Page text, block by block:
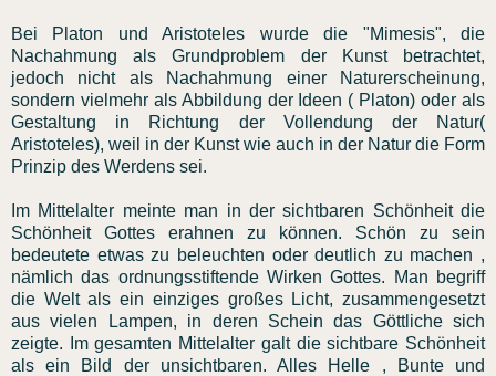
Bei Platon und Aristoteles wurde die "Mimesis", die
Nachahmung als Grundproblem der Kunst betrachtet,
jedoch nicht als Nachahmung einer Naturerscheinung,
sondern vielmehr als Abbildung der Ideen ( Platon) oder als
Gestaltung in Richtung der Vollendung der Natur(
Aristoteles), weil in der Kunst wie auch in der Natur die Form
Prinzip des Werdens sei.
Im Mittelalter meinte man in der sichtbaren Schönheit die
Schönheit Gottes erahnen zu können. Schön zu sein
bedeutete etwas zu beleuchten oder deutlich zu machen ,
nämlich das ordnungsstiftende Wirken Gottes. Man begriff
die Welt als ein einziges großes Licht, zusammengesetzt
aus vielen Lampen, in deren Schein das Göttliche sich
zeigte. Im gesamten Mittelalter galt die sichtbare Schönheit
als ein Bild der unsichtbaren. Alles Helle , Bunte und